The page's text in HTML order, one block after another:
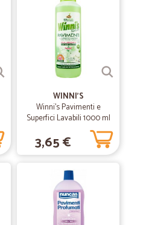
WINNI'S
Winni's Pavimenti e
Superfici Lavabili 1000 ml
3,65 €